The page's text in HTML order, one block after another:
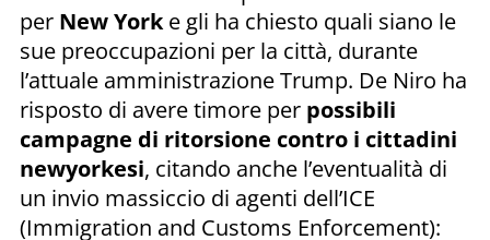
per New Yorke gli ha chiesto quali siano le
sue preoccupazioni per la città, durante
l’attuale amministrazione Trump. De Niro ha
risposto di avere timore per possibili
campagne di ritorsione contro i cittadini
newyorkesi, citando anche l’eventualità di
un invio massiccio di agenti dell’ICE
(Immigration and Customs Enforcement):